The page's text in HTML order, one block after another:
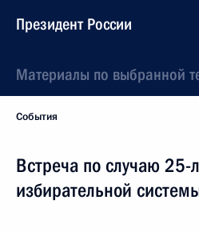
Президент России
Материалы по выбранной
События
Встреча по случаю 25-
избирательной